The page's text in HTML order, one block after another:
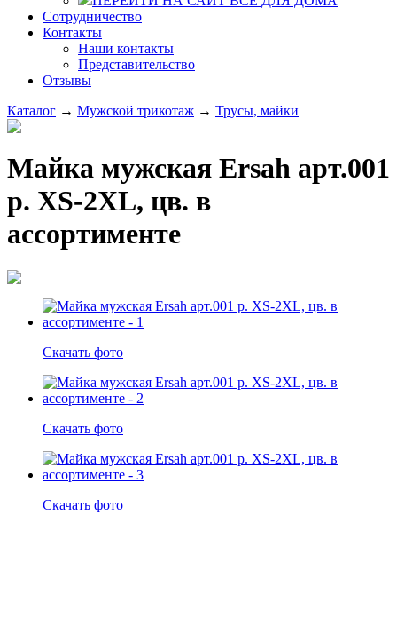
Сотрудничество
Контакты
Наши контакты
Представительство
Отзывы
Каталог → Мужской трикотаж → Трусы, майки
Майка мужская Ersah арт.001
р. XS-2XL, цв. в
ассортименте
Скачать фото
Скачать фото
Скачать фото